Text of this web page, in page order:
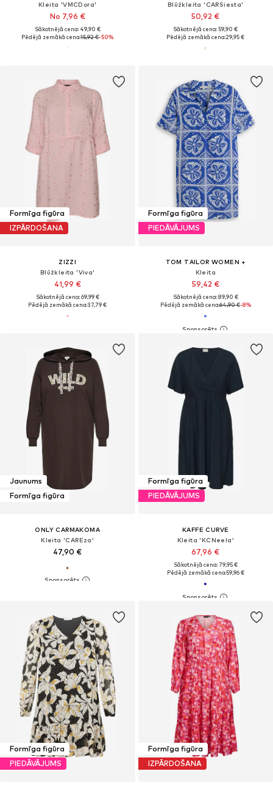
Kleita 'VMCDora'
No 7,96 €
Sākotnējā cena: 49,90 €
Pēdējā zemākā cena:15,92 €-50%
Blūžkleita 'CARSiesta'
50,92 €
Sākotnējā cena: 59,90 €
Pēdējā zemākā cena:29,95 €
Formīga figūra
IZPĀRDOŠANA
ZIZZI
Blūžkleita 'Viva'
41,99 €
Sākotnējā cena: 69,99 €
Pēdējā zemākā cena:37,79 €
Formīga figūra
PIEDĀVĀJUMS
TOM TAILOR WOMEN +
Kleita
59,42 €
Sākotnējā cena: 89,90 €
Pēdējā zemākā cena:64,90 €-8%
Jaunums
Formīga figūra
ONLY CARMAKOMA
Kleita 'CAREza'
47,90 €
Formīga figūra
PIEDĀVĀJUMS
KAFFE CURVE
Kleita 'KCNeela'
67,96 €
Sākotnējā cena: 79,95 €
Pēdējā zemākā cena:59,96 €
Formīga figūra
PIEDĀVĀJUMS
Formīga figūra
IZPĀRDOŠANA